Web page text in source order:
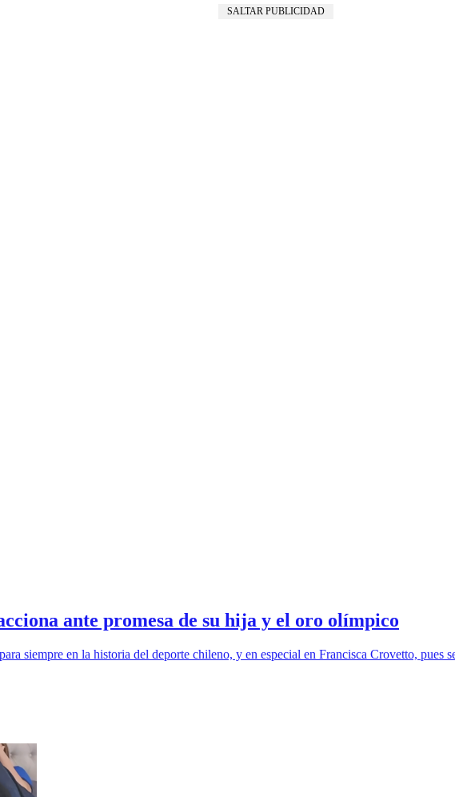
SALTAR PUBLICIDAD
ante promesa de su hija y el oro olímpico
siempre en la historia del deporte chileno, y en especial en Francisca Crovetto,